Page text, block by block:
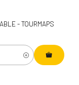
- TOURMAPS